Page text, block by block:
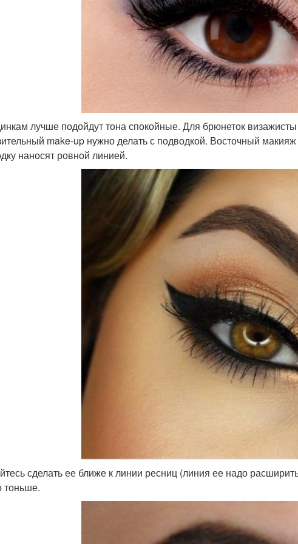
лучше подойдут тона спокойные. Для брюнеток
make-up нужно делать с подводкой. Восточный
наносят ровной линией.
сделать ее ближе к линии ресниц (линия ее надо
тоньше.